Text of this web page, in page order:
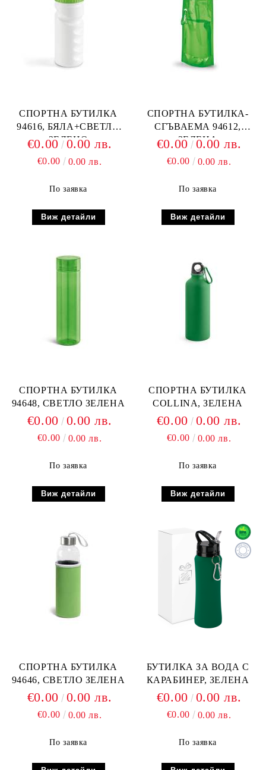
СПОРТНА БУТИЛКА
94616, БЯЛА+СВЕТЛО
ЗЕЛЕНО
€0.00 0.00 лв.
€0.00 0.00 лв.
По заявка
Виж детайли
СПОРТНА БУТИЛКА-
СГЪВАЕМА 94612,
ЗЕЛЕНА
€0.00 0.00 лв.
€0.00 0.00 лв.
По заявка
Виж детайли
СПОРТНА БУТИЛКА
94648, СВЕТЛО ЗЕЛЕНА
€0.00 0.00 лв.
€0.00 0.00 лв.
По заявка
Виж детайли
СПОРТНА БУТИЛКА
COLLINA, ЗЕЛЕНА
€0.00 0.00 лв.
€0.00 0.00 лв.
По заявка
Виж детайли
СПОРТНА БУТИЛКА
94646, СВЕТЛО ЗЕЛЕНА
€0.00 0.00 лв.
€0.00 0.00 лв.
По заявка
БУТИЛКА ЗА ВОДА С
КАРАБИНЕР, ЗЕЛЕНА
€0.00 0.00 лв.
€0.00 0.00 лв.
По заявка